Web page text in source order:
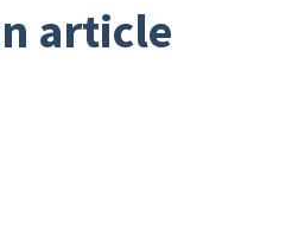
article